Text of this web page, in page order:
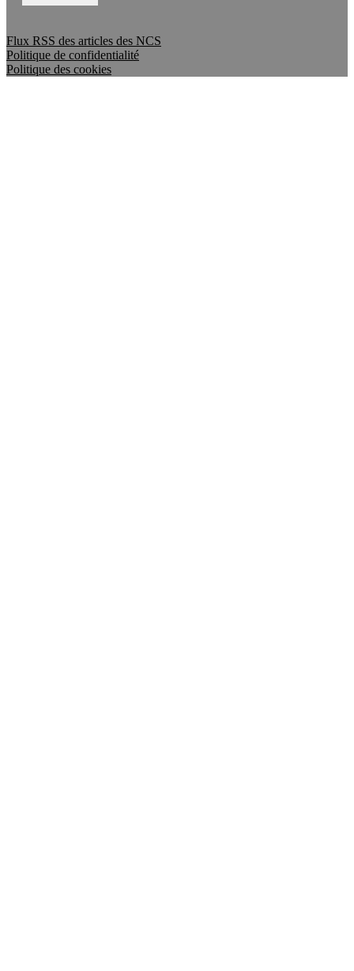
Flux RSS des articles des NCS
Politique de confidentialité
Politique des cookies